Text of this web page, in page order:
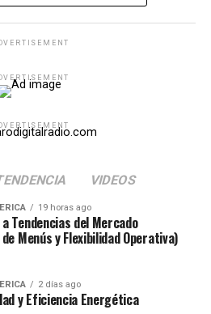
VIDEOS
19 horas ago
Tendencias del Mercado
Menús y Flexibilidad Operativa)
2 días ago
y Eficiencia Energética